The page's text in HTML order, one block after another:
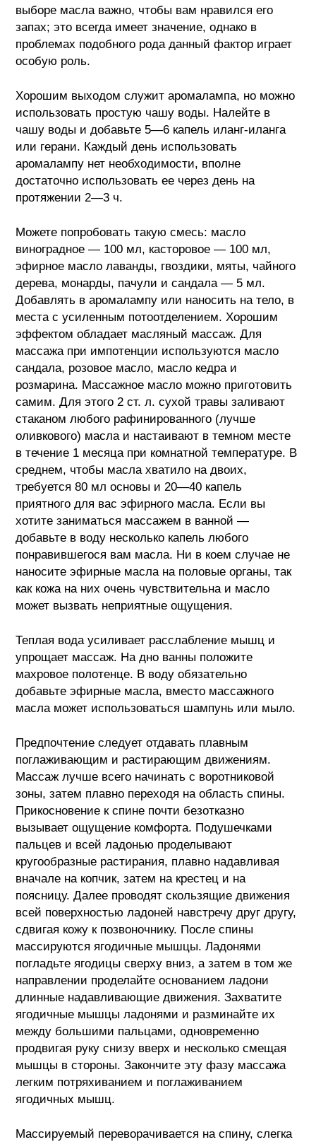
выборе масла важно, чтобы вам нравился его
запах; это всегда имеет значение, однако в
проблемах подобного рода данный фактор играет
особую роль.
Хорошим выходом служит аромалампа, но можно
использовать простую чашу воды. Налейте в
чашу воды и добавьте 5—6 капель иланг-иланга
или герани. Каждый день использовать
аромалампу нет необходимости, вполне
достаточно использовать ее через день на
протяжении 2—3 ч.
Можете попробовать такую смесь: масло
виноградное — 100 мл, касторовое — 100 мл,
эфирное масло лаванды, гвоздики, мяты, чайного
дерева, монарды, пачули и сандала — 5 мл.
Добавлять в аромалампу или наносить на тело, в
места с усиленным потоотделением. Хорошим
эффектом обладает масляный массаж. Для
массажа при импотенции используются масло
сандала, розовое масло, масло кедра и
розмарина. Массажное масло можно приготовить
самим. Для этого 2 ст. л. сухой травы заливают
стаканом любого рафинированного (лучше
оливкового) масла и настаивают в темном месте
в течение 1 месяца при комнатной температуре. В
среднем, чтобы масла хватило на двоих,
требуется 80 мл основы и 20—40 капель
приятного для вас эфирного масла. Если вы
хотите заниматься массажем в ванной —
добавьте в воду несколько капель любого
понравившегося вам масла. Ни в коем случае не
наносите эфирные масла на половые органы, так
как кожа на них очень чувствительна и масло
может вызвать неприятные ощущения.
Теплая вода усиливает расслабление мышц и
упрощает массаж. На дно ванны положите
махровое полотенце. В воду обязательно
добавьте эфирные масла, вместо массажного
масла может использоваться шампунь или мыло.
Предпочтение следует отдавать плавным
поглаживающим и растирающим движениям.
Массаж лучше всего начинать с воротниковой
зоны, затем плавно переходя на область спины.
Прикосновение к спине почти безотказно
вызывает ощущение комфорта. Подушечками
пальцев и всей ладонью проделывают
кругообразные растирания, плавно надавливая
вначале на копчик, затем на крестец и на
поясницу. Далее проводят скользящие движения
всей поверхностью ладоней навстречу друг другу,
сдвигая кожу к позвоночнику. После спины
массируются ягодичные мышцы. Ладонями
погладьте ягодицы сверху вниз, а затем в том же
направлении проделайте основанием ладони
длинные надавливающие движения. Захватите
ягодичные мышцы ладонями и разминайте их
между большими пальцами, одновременно
продвигая руку снизу вверх и несколько смещая
мышцы в стороны. Закончите эту фазу массажа
легким потряхиванием и поглаживанием
ягодичных мышц.
Массируемый переворачивается на спину, слегка